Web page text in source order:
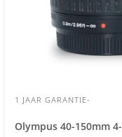
1 JAAR GARANTIE-
Olympus 40-150mm